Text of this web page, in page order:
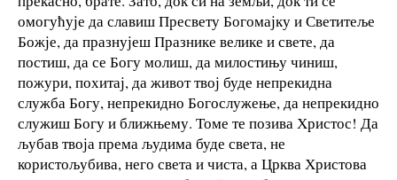
омогућује да славиш Пресвету Богомајку и Светитеље
Божје, да празнујеш Празнике велике и свете, да
постиш, да се Богу молиш, да милостињу чиниш,
пожури, похитај, да живот твој буде непрекидна
служба Богу, непрекидно Богослужење, да непрекидно
служиш Богу и ближњему. Томе те позива Христос! Да
љубав твоја према људима буде света, не
користољубива, него света и чиста, а Црква Христова